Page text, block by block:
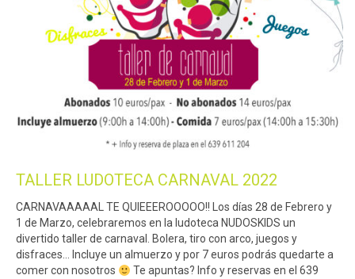
TALLER LUDOTECA CARNAVAL 2022
CARNAVAAAAAL TE QUIEEEROOOOO!! Los días 28 de Febrero y
1 de Marzo, celebraremos en la ludoteca NUDOSKIDS un
divertido taller de carnaval. Bolera, tiro con arco, juegos y
disfraces… Incluye un almuerzo y por 7 euros podrás quedarte a
comer con nosotros
Te apuntas? Info y reservas en el 639